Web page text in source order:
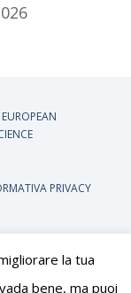
PRIVACY
la tua
bene, ma puoi